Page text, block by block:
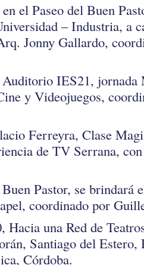
el Paseo del Buen
– Industria, a
Jonny Gallardo,
Auditorio IES21, jornada
y Videojuegos,
Ferreyra, Clase
de TV Serrana,
Pastor, se brindará
coordinado por
Hacia una Red de
Santiago del Estero,
Córdoba.